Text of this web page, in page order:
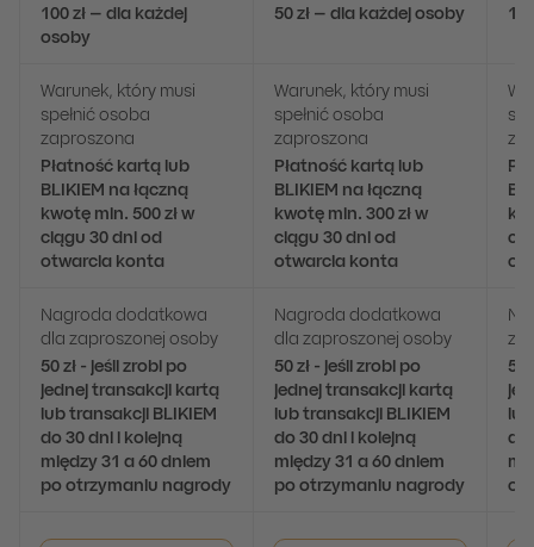
100 zł – dla każdej
osoby
50 zł – dla każdej osoby
Warunek, który musi
spełnić osoba
zaproszona
Płatność kartą lub
BLIKIEM na łączną
kwotę min. 500 zł w
ciągu 30 dni od
otwarcia konta
Warunek, który musi
spełnić osoba
zaproszona
Płatność kartą lub
BLIKIEM na łączną
kwotę min. 300 zł w
ciągu 30 dni od
otwarcia konta
Nagroda dodatkowa
dla zaproszonej osoby
50 zł - jeśli zrobi po
jednej transakcji kartą
lub transakcji BLIKIEM
do 30 dni i kolejną
między 31 a 60 dniem
po otrzymaniu nagrody
Nagroda dodatkowa
dla zaproszonej osoby
50 zł - jeśli zrobi po
jednej transakcji kartą
lub transakcji BLIKIEM
do 30 dni i kolejną
między 31 a 60 dniem
po otrzymaniu nagrody
50
do